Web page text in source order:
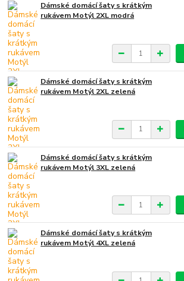
Dámské domácí šaty s krátkým
rukávem Motýl 2XL modrá
Dámské domácí šaty s krátkým
rukávem Motýl 2XL zelená
Dámské domácí šaty s krátkým
rukávem Motýl 3XL zelená
Dámské domácí šaty s krátkým
rukávem Motýl 4XL zelená